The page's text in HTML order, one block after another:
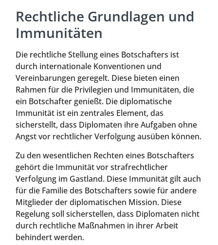
Rechtliche Grundlagen und
Immunitäten
Die rechtliche Stellung eines Botschafters ist
durch internationale Konventionen und
Vereinbarungen geregelt. Diese bieten einen
Rahmen für die Privilegien und Immunitäten, die
ein Botschafter genießt. Die diplomatische
Immunität ist ein zentrales Element, das
sicherstellt, dass Diplomaten ihre Aufgaben ohne
Angst vor rechtlicher Verfolgung ausüben können.
Zu den wesentlichen Rechten eines Botschafters
gehört die Immunität vor strafrechtlicher
Verfolgung im Gastland. Diese Immunität gilt auch
für die Familie des Botschafters sowie für andere
Mitglieder der diplomatischen Mission. Diese
Regelung soll sicherstellen, dass Diplomaten nicht
durch rechtliche Maßnahmen in ihrer Arbeit
behindert werden.